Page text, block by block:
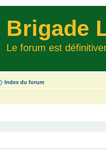
Brigade
Le forum est
Index du forum